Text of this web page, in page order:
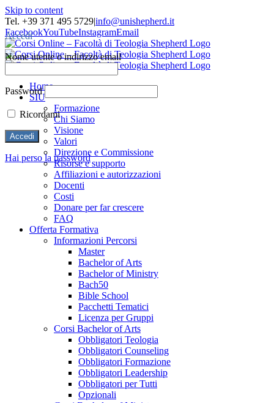
Skip to content
Tel. +39 371 495 5729|info@unishepherd.it
FacebookYouTubeInstagramEmail
Home
SIU
Formazione
Chi Siamo
Visione
Valori
Direzione e Commissione
Risorse e supporto
Affiliazioni e autorizzazioni
Docenti
Costi
Donare per far crescere
FAQ
Offerta Formativa
Informazioni Percorsi
Master
Bachelor of Arts
Bachelor of Ministry
Bach50
Bible School
Pacchetti Tematici
Licenza per Gruppi
Corsi Bachelor of Arts
Obbligatori Teologia
Obbligatori Counseling
Obbligatori Formazione
Obbligatori Leadership
Obbligatori per Tutti
Opzionali
Accedi
Nome utente o indirizzo email
Password
Ricordami
Hai perso la password